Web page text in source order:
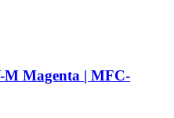
Magenta | MFC-